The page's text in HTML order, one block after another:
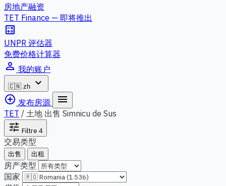
房地产融资
TET Finance — 即将推出
calculate
UNPR 评估器
免费价格计算器
person_outline 我的账户
🇨🇳 zh
expand_more
add_circle_outline 发布房源 menu
TET / 土地 出售 Simnicu de Sus
tune Filtre 4
交易类型
出售 出租
房产类型
国家